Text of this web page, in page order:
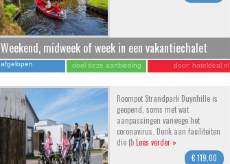
Weekend, midweek of week in een vakantiechalet
aan het water op Vakantiepark Giethoorn
afgelopen deel deze aanbieding door: hoteldeal.nl
Roompot Strandpark Duynhille is
geopend, soms met wat
aanpassingen vanwege het
coronavirus. Denk aan faciliteiten
die (bLees verder »
€ 119,00